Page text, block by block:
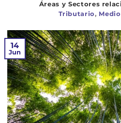
Tributario,
14
Jun